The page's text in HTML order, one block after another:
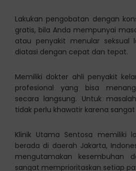
Lakukan pengobatan dengan
gratis, bila Anda mempunyai
atau penyakit menular seksual
diatasi dengan cepat dan tepat.
Memiliki dokter ahli penyakit
profesional yang bisa
secara langsung. Untuk
tidak perlu khawatir karena
Klinik Utama Sentosa memiliki
berada di daerah Jakarta,
mengutamakan kesembuhan
sangat memprioritaskan setiap